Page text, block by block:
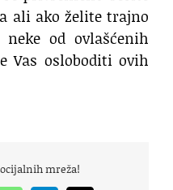
ali ako želite trajno
neke od ovlašćenih
Vas osloboditi ovih
mreža!